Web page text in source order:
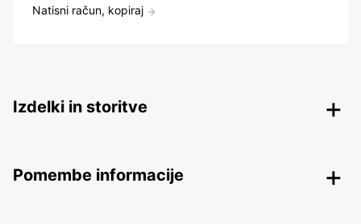
Natisni račun, kopiraj
Izdelki in storitve
Pomembe informacije